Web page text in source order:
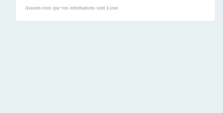
Assurez-vous que vos informations sont à jour.